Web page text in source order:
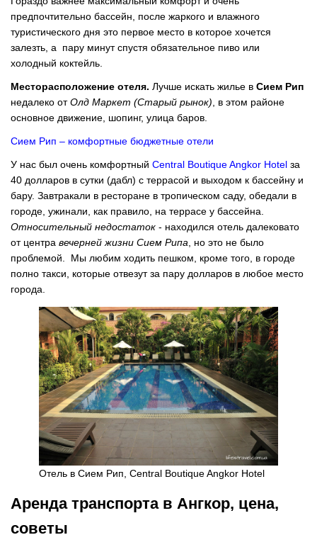
предпочтительно бассейн, после жаркого и влажного
туристического дня это первое место в которое хочется
залезть, а пару минут спустя обязательное пиво или
холодный коктейль.
Месторасположение отеля. Лучше искать жилье в Сием Рип
недалеко отОлд Маркет (Старый рынок) , в этом районе
основное движение, шопинг, улица баров.
Сием Рип – комфортные бюджетные отели
У нас был очень комфортный Central Boutique Angkor Hotel за
40 долларов в сутки (дабл) с террасой и выходом к бассейну и
бару. Завтракали в ресторане в тропическом саду, обедали в
городе, ужинали, как правило, на террасе у бассейна.
Относительный недостаток - находился отель далековато
от центра вечерней жизни Сием Рипа , но это не было
проблемой. Мы любим ходить пешком, кроме того, в городе
полно такси, которые отвезут за пару долларов в любое место
города.
Отель в Сием Рип, Central Boutique Angkor Hotel
Аренда транспорта в Ангкор, цена,
советы